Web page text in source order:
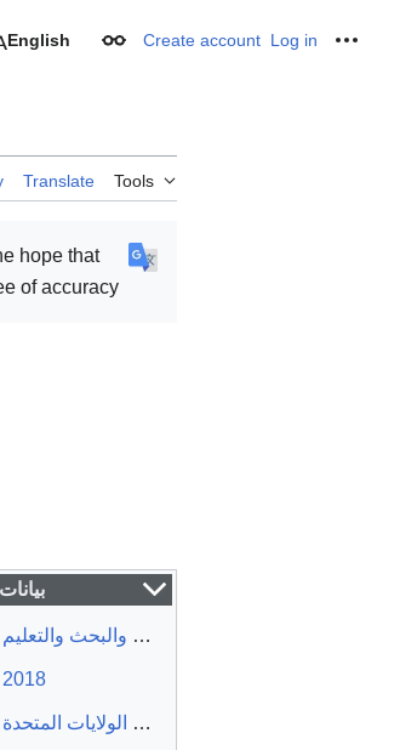
English Appearance
Create account Log in
Translate Tools
hope that
of accuracy.
العمل الخيري والبحث والتعليم
2018
كاليفورنيا الولايات المتحدة